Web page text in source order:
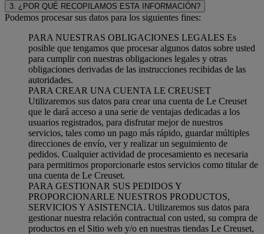
3. ¿POR QUÉ RECOPILAMOS ESTA INFORMACIÓN?
Podemos procesar sus datos para los siguientes fines:
PARA NUESTRAS OBLIGACIONES LEGALES Es
posible que tengamos que procesar algunos datos sobre usted
para cumplir con nuestras obligaciones legales y otras
obligaciones derivadas de las instrucciones recibidas de las
autoridades.
PARA CREAR UNA CUENTA LE CREUSET
Utilizaremos sus datos para crear una cuenta de Le Creuset
que le dará acceso a una serie de ventajas dedicadas a los
usuarios registrados, para disfrutar mejor de nuestros
servicios, tales como un pago más rápido, guardar múltiples
direcciones de envío, ver y realizar un seguimiento de
pedidos. Cualquier actividad de procesamiento es necesaria
para permitirnos proporcionarle estos servicios como titular de
una cuenta de Le Creuset.
PARA GESTIONAR SUS PEDIDOS Y
PROPORCIONARLE NUESTROS PRODUCTOS,
SERVICIOS Y ASISTENCIA. Utilizaremos sus datos para
gestionar nuestra relación contractual con usted, su compra de
productos en el Sitio web y/o en nuestras tiendas Le Creuset,